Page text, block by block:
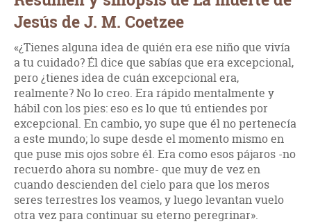
Jesús de J. M. Coetzee
«¿Tienes alguna idea de quién era ese niño que vivía
a tu cuidado? Él dice que sabías que era excepcional,
pero ¿tienes idea de cuán excepcional era,
realmente? No lo creo. Era rápido mentalmente y
hábil con los pies: eso es lo que tú entiendes por
excepcional. En cambio, yo supe que él no pertenecía
a este mundo; lo supe desde el momento mismo en
que puse mis ojos sobre él. Era como esos pájaros -no
recuerdo ahora su nombre- que muy de vez en
cuando descienden del cielo para que los meros
seres terrestres los veamos, y luego levantan vuelo
otra vez para continuar su eterno peregrinar».